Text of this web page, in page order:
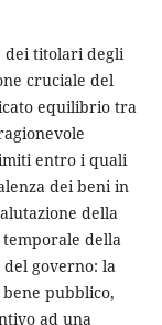
dei titolari degli
cruciale del
equilibrio tra
entro i quali
dei beni in
della
della
governo: la
pubblico,
ad una